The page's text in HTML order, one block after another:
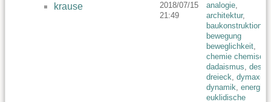
krause
2018/07/15
21:49
analogie,
architektur,
baukonstruktion
bewegung
beweglichkeit,
chemie chemisch
dadaismus,
dreieck, dymaxion
dynamik, energie
euklidische